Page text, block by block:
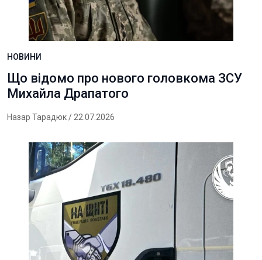
НОВИНИ
Що відомо про нового головкома ЗСУ
Михайла Драпатого
Назар Тарадюк/ 22.07.2026